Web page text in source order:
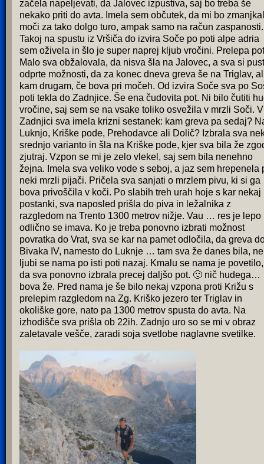
začela napeljevati, da Jalovec izpustiva, saj bo treba še
nekako priti do avta. Imela sem občutek, da mi bo
moči za tako dolgo turo, ampak samo na račun zaspanosti.
Takoj na spustu iz Vršiča do izvira Soče po poti alpe adria
sem oživela in šlo je super naprej kljub vročini. Prelepa
Malo sva obžalovala, da nisva šla na Jalovec, a sva si
odprte možnosti, da za konec dneva greva še na Triglav,
kam drugam, če bova pri močeh. Od izvira Soče sva po
poti tekla do Zadnjice. Še ena čudovita pot. Ni bilo čutiti
vročine, saj sem se na vsake toliko osvežila v mrzli Soči. V
Zadnjici sva imela krizni sestanek: kam greva pa sedaj?
Luknjo, Kriške pode, Prehodavce ali Dolič? Izbrala sva
srednjo varianto in šla na Kriške pode, kjer sva bila že
zjutraj. Vzpon se mi je zelo vlekel, saj sem bila nenehno
žejna. Imela sva veliko vode s seboj, a jaz sem hrepenela
neki mrzli pijači. Pričela sva sanjati o mrzlem pivu, ki si ga
bova privoščila v koči. Po slabih treh urah hoje s kar nekaj
postanki, sva naposled prišla do piva in ležalnika z
razgledom na Trento 1300 metrov nižje. Vau … res je lepo
odlično se imava. Ko je treba ponovno izbrati možnost
povratka do Vrat, sva se kar na pamet odločila, da greva
Bivaka IV, namesto do Luknje … tam sva že danes bila, ne
ljubi se nama po isti poti nazaj. Kmalu se nama je povetilo,
da sva ponovno izbrala precej daljšo pot. 🙂 nič hudega…
bova že. Pred nama je še bilo nekaj vzpona proti Križu s
prelepim razgledom na Zg. Kriško jezero ter Triglav in
okoliške gore, nato pa 1300 metrov spusta do avta. Na
izhodišče sva prišla ob 22ih. Zadnjo uro so se mi v obraz
zaletavale vešče, zaradi soja svetlobe naglavne svetilke.